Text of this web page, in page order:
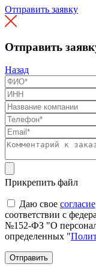
Отправить заявку
Отправить
Назад
Прикрепить файл
Даю свое согласие
соответствии с
№152-ФЗ "О
определенных "
Отправить